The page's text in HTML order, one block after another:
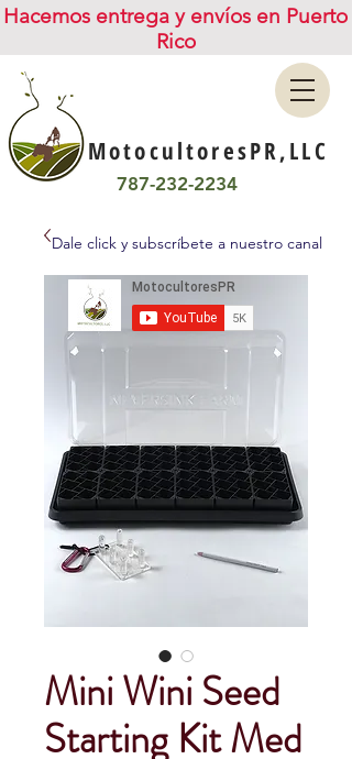
Hacemos entrega y envíos en Puerto
Rico
MotocultoresPR,LLC
787-232-2234
Dale click y subscríbete a nuestro canal
Mini Wini Seed
Starting Kit Med